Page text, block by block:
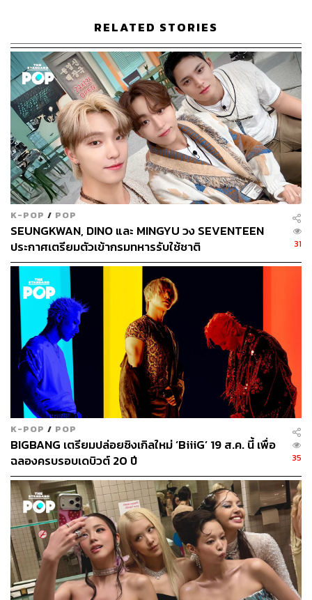
หลังจากประกาศไลน์อัพแรกออกมาอย่างเป็นทางการ แฟนๆ
ของหนุ่มๆ ทั้ง 3 วงก็พากันให้คำนิยามกับรายการนี้ว่า
‘สงครามเบอร์ 1 เจน 4’ เนื่องจากทั้ง 3 วงล้วนเป็นบอยแบนด์
ในเจเนอเรชันที่ 4 เหมือนกันทั้งหมด เรียกได้ว่าเริ่มได้กลิ่น
ความดุเดือดตั้งแต่ยังไม่เริ่มรายการ
ต่อมาก็ได้มีข่าวคอนเฟิร์มว่าวง iKON, และSF9 เข้า
ร่วมการแข่งขันในครั้งนี้ก็ยิ่งทำให้แฟนๆ ตื่นเต้นหนักกว่าเดิม
เพราะได้ศิลปินรุ่นพี่มากความสามารถมาร่วมแข่งขันร่วมกับ
ไลน์อัพเดิมที่มีแค่วงเจเนอเรชันที่ 4 ยิ่งทำให้ ‘
RELATED STORIES
K-POP / POP
SEUNGKWAN, DINO และ MINGYU วง SEVENTEEN
ประกาศเตรียมตัวเข้ากรมทหารรับใช้ชาติ
31
K-POP / POP
BIGBANG เตรียมปล่อยซิงเกิลใหม่ ‘BiiiG’ 19 ส.ค. นี้ เพื่อ
ฉลองครบรอบเดบิวต์ 20 ปี
35